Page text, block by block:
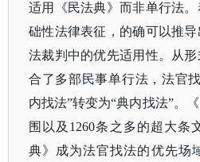
适用《民法典》而非单行法
础性法律表征，的确可以推
法裁判中的优先适用性。从
合了多部民事单行法，法官
内找法”转变为“典内找法”。
围以及1260条之多的超大条
典》成为法官找法的优先场